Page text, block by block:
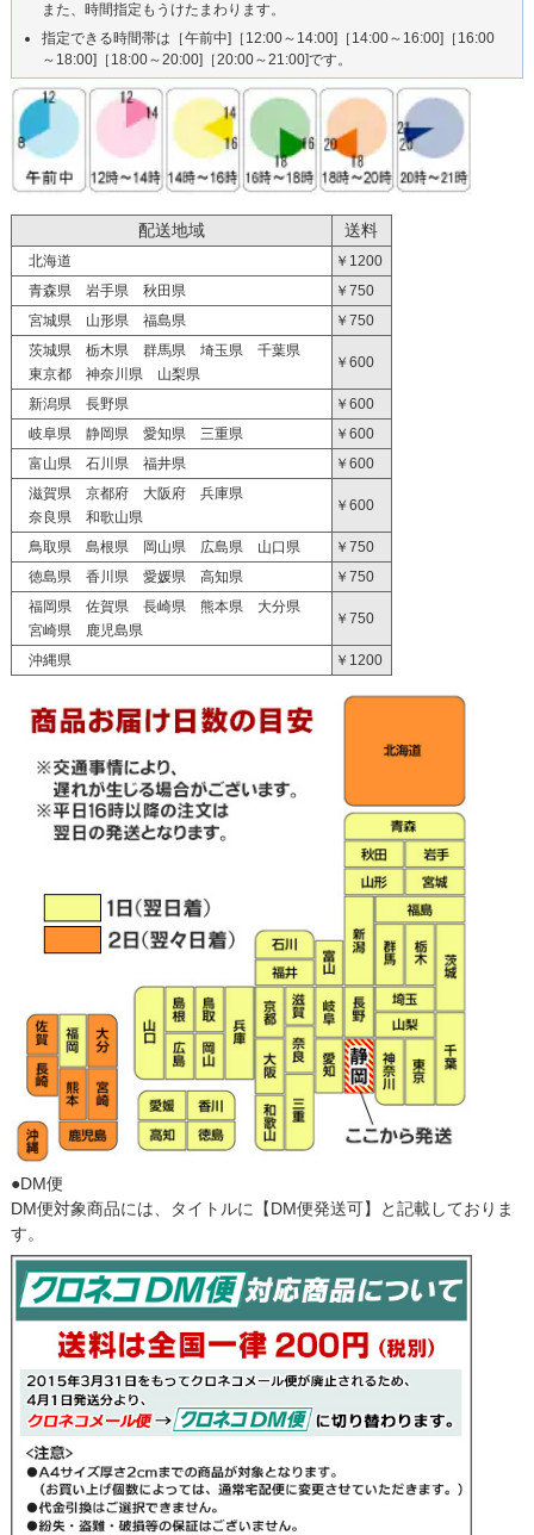
また、時間指定もうけたまわります。
指定できる時間帯は［午前中]［12:00～14:00]［14:00～16:00]［16:00
～18:00]［18:00～20:00]［20:00～21:00]です。
配送地域 送料
北海道
￥1200
青森県 岩手県 秋田県
￥750
宮城県 山形県 福島県
￥750
茨城県 栃木県 群馬県 埼玉県 千葉県
東京都 神奈川県 山梨県
￥600
新潟県 長野県
￥600
岐阜県 静岡県 愛知県 三重県
￥600
富山県 石川県 福井県
￥600
滋賀県 京都府 大阪府 兵庫県
奈良県 和歌山県
￥600
鳥取県 島根県 岡山県 広島県 山口県
￥750
徳島県 香川県 愛媛県 高知県
￥750
福岡県 佐賀県 長崎県 熊本県 大分県
宮崎県 鹿児島県
￥750
沖縄県 ￥1200
●DM便
DM便対象商品には、タイトルに【DM便発送可】と記載しておりま
す。